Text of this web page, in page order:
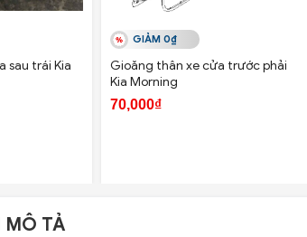
sau trái Kia
GIẢM 0₫
Gioăng thân xe cửa trước phải
Kia Morning
70,000₫
MÔ TẢ